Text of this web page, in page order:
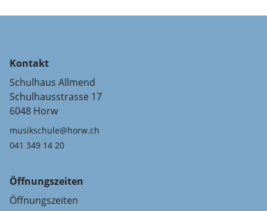
Kontakt
Schulhaus Allmend
Schulhausstrasse 17
6048 Horw
musikschule@horw.ch
041 349 14 20
Öffnungszeiten
Öffnungszeiten